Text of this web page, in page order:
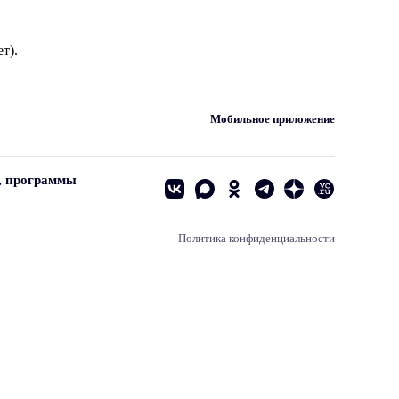
Мобильное приложение
программы
Политика конфиденциальности